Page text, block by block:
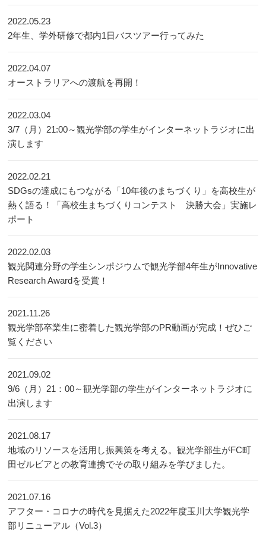
2022.05.23
2年生、学外研修で都内1日バスツアー行ってみた
2022.04.07
オーストラリアへの渡航を再開！
2022.03.04
3/7（月）21:00～観光学部の学生がインターネットラジオに出
演します
2022.02.21
SDGsの達成にもつながる「10年後のまちづくり」を高校生が
熱く語る！「高校生まちづくりコンテスト 決勝大会」実施レ
ポート
2022.02.03
観光関連分野の学生シンポジウムで観光学部4年生がInnovative
Research Awardを受賞！
2021.11.26
観光学部卒業生に密着した観光学部のPR動画が完成！ぜひご
覧ください
2021.09.02
9/6（月）21：00～観光学部の学生がインターネットラジオに
出演します
2021.08.17
地域のリソースを活用し振興策を考える。観光学部生がFC町
田ゼルビアとの教育連携でその取り組みを学びました。
2021.07.16
アフター・コロナの時代を見据えた2022年度玉川大学観光学
部リニューアル（Vol.3）